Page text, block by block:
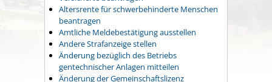
Altersrente für schwerbehinderte Menschen
beantragen
Amtliche Meldebestätigung ausstellen
Andere Strafanzeige stellen
Änderung bezüglich des Betriebs
gentechnischer Anlagen mitteilen
Änderung der Gemeinschaftslizenz